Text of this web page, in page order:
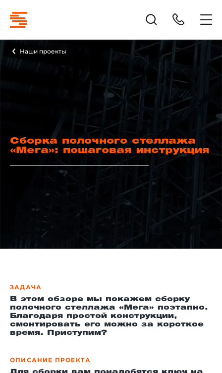
Наши проекты
Сборка полочного стеллажа
«Мега»: пошаговая инструкция
ЗАДАЧА
В этом обзоре мы покажем сборку
полочного стеллажа «Мега» поэтапно.
Благодаря простой конструкции,
смонтировать его можно за короткое
время. Приступим?
ОПИСАНИЕ ПРОЕКТА